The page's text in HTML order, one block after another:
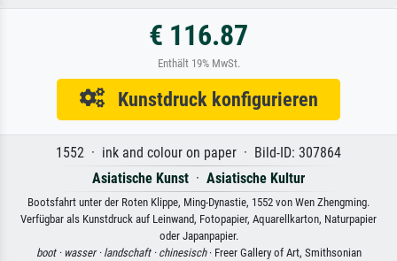
€ 116.87
Enthält 19% MwSt.
Kunstdruck konfigurieren
1552 · ink and colour on paper · Bild-ID: 307864
Asiatische Kunst · Asiatische Kultur
Bootsfahrt unter der Roten Klippe, Ming-Dynastie, 1552 von Wen Zhengming.
Verfügbar als Kunstdruck auf Leinwand, Fotopapier, Aquarellkarton, Naturpapier
oder Japanpapier.
boot · wasser · landschaft · chinesisch· Freer Gallery of Art, Smithsonian